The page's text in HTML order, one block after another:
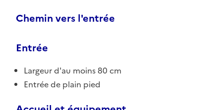
Chemin vers l'entrée
Entrée
Largeur d'au moins 80 cm
Entrée de plain pied